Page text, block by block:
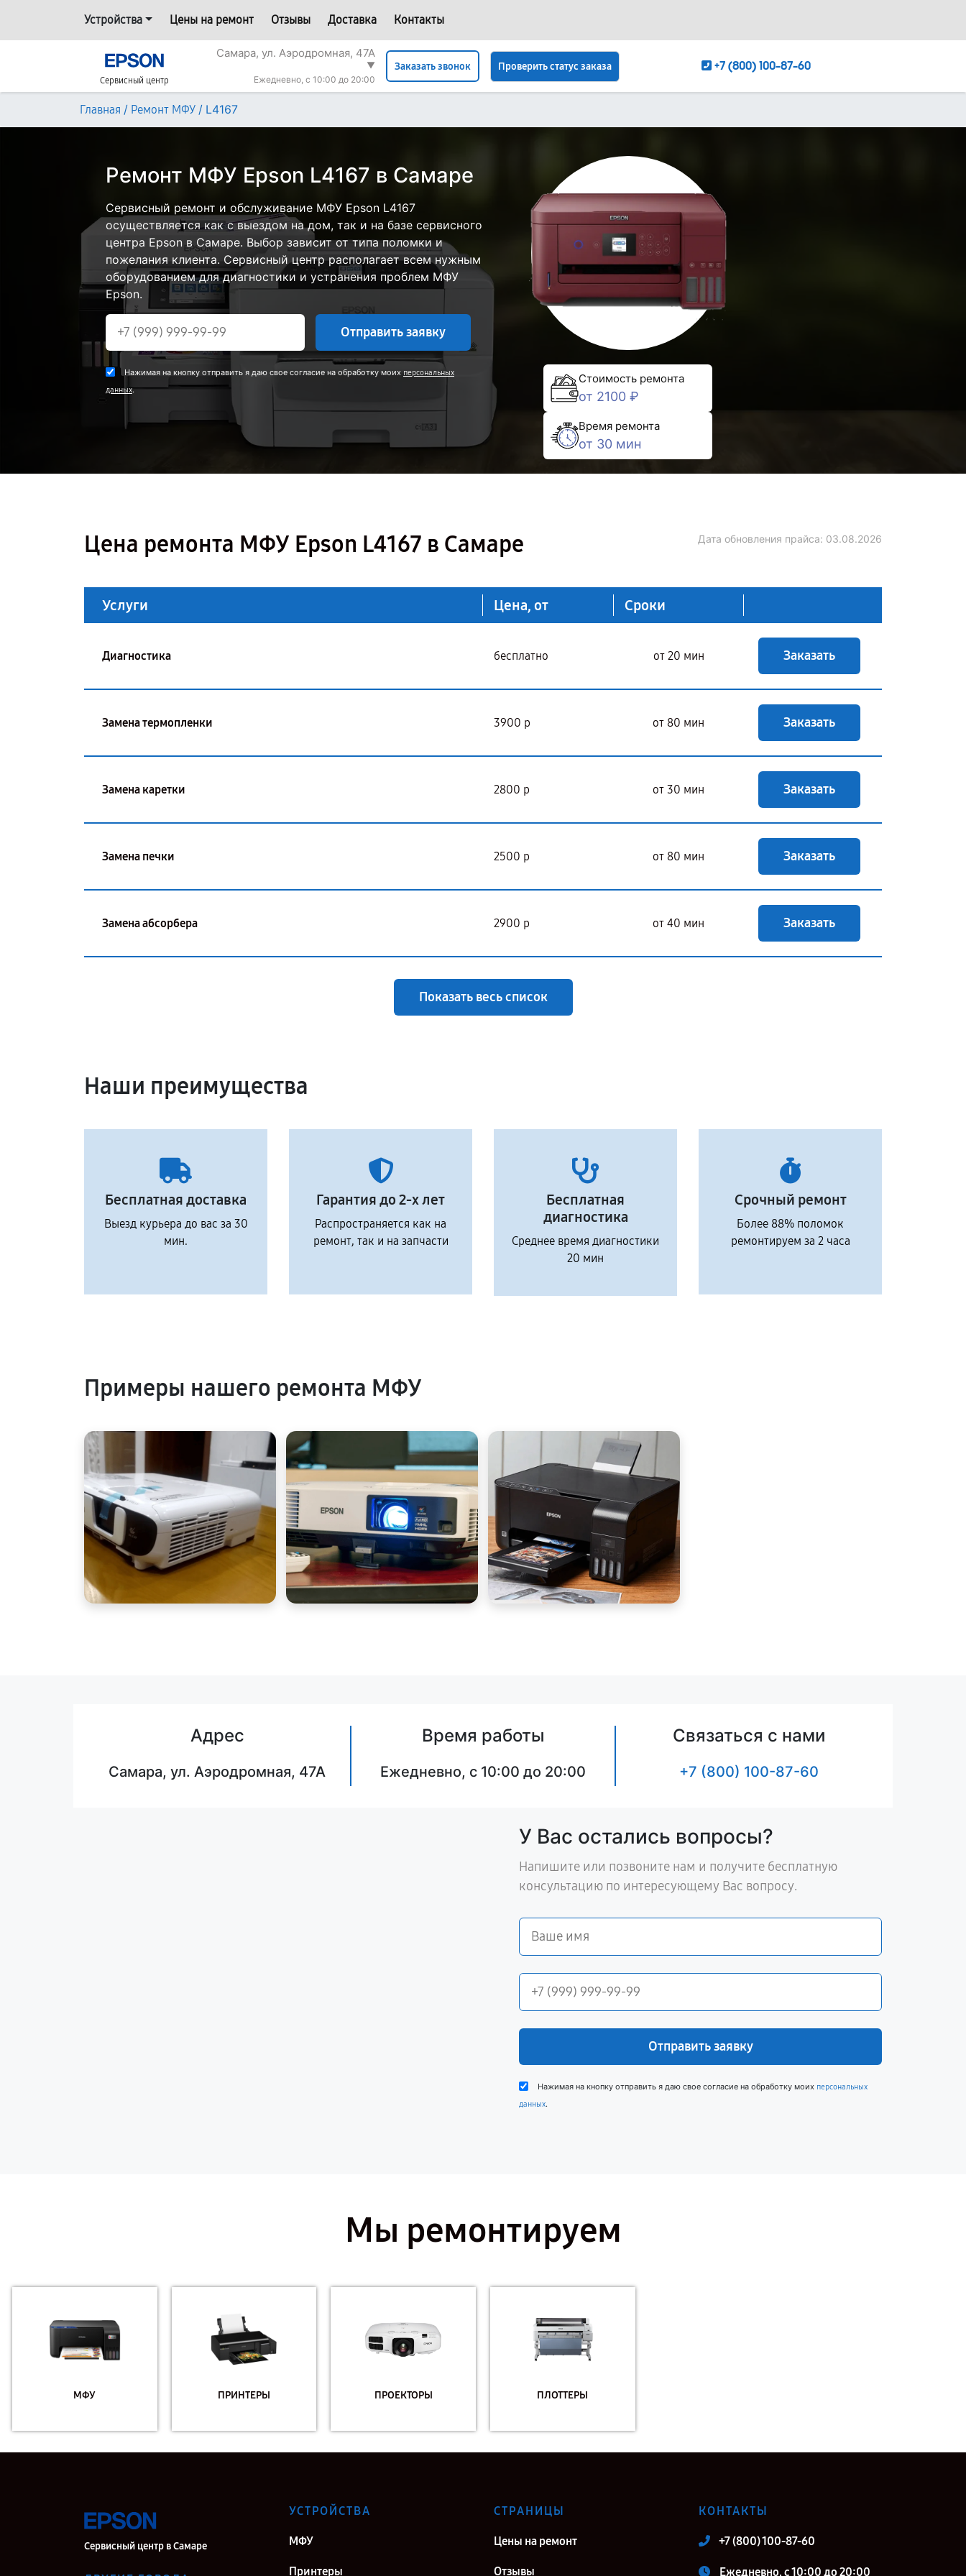
Устройства Цены на ремонт Отзывы Доставка Контакты
Сервисный центр
Самара, ул. Аэродромная, 47А
▼
Ежедневно, с 10:00 до 20:00
Заказать звонок Проверить статус заказа +7 (800) 100-87-60
Главная / Ремонт МФУ / L4167
Ремонт МФУ Epson L4167 в Самаре
Сервисный ремонт и обслуживание МФУ Epson L4167
осуществляется как с выездом на дом, так и на базе сервисного
центра Epson в Самаре. Выбор зависит от типа поломки и
пожелания клиента. Сервисный центр располагает всем нужным
оборудованием для диагностики и устранения проблем МФУ
Epson.
Отправить заявку
Нажимая на кнопку отправить я даю свое согласие на обработку моих персональных
данных.
Стоимость ремонта
от 2100 ₽
Время ремонта
от 30 мин
Цена ремонта МФУ Epson L4167 в Самаре Дата обновления прайса: 03.08.2026
Услуги Цена, от Сроки
Диагностика бесплатно от 20 мин Заказать
Замена термопленки 3900 р от 80 мин Заказать
Замена каретки 2800 р от 30 мин Заказать
Замена печки 2500 р от 80 мин Заказать
Замена абсорбера 2900 р от 40 мин Заказать
Показать весь список
Наши преимущества
Бесплатная доставка
Выезд курьера до вас за 30
мин.
Гарантия до 2-х лет
Распространяется как на
ремонт, так и на запчасти
Бесплатная
диагностика
Среднее время диагностики
20 мин
Срочный ремонт
Более 88% поломок
ремонтируем за 2 часа
Примеры нашего ремонта МФУ
Адрес
Самара, ул. Аэродромная, 47А
Время работы
Ежедневно, с 10:00 до 20:00
Связаться с нами
+7 (800) 100-87-60
У Вас остались вопросы?
Напишите или позвоните нам и получите бесплатную
консультацию по интересующему Вас вопросу.
Отправить заявку
Нажимая на кнопку отправить я даю свое согласие на обработку моих персональных
данных.
Мы ремонтируем
МФУ ПРИНТЕРЫ ПРОЕКТОРЫ ПЛОТТЕРЫ
Сервисный центр в Самаре
УСТРОЙСТВА
МФУ
Принтеры
СТРАНИЦЫ
Цены на ремонт
Отзывы
КОНТАКТЫ
+7 (800) 100-87-60
Ежедневно, с 10:00 до 20:00